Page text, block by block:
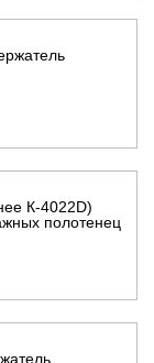
К-4022D)
полотенец